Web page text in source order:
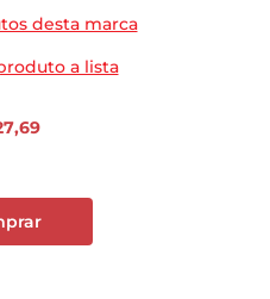
desta marca
a lista
,69